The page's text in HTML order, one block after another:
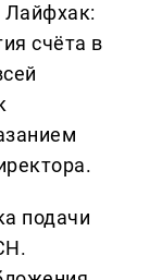
Лайфхак:
счёта в
подачи